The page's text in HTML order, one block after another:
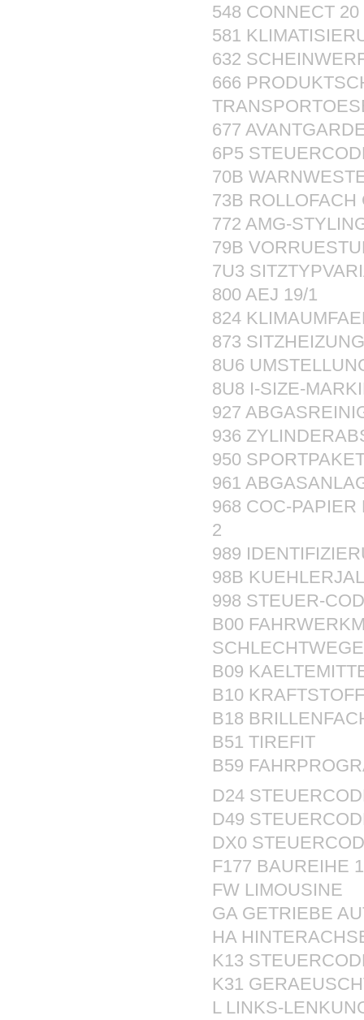
548 CONNECT
581
632
666
677
6P5
70B
73B
772 AMG-
79B
7U3
800 AEJ 19/1
824
873
8U6
8U8 I-SIZE-
927
936
950
961
968 COC-
2
989
98B
998 STEUER-
B00
B09
B10
B18
B51 TIREFIT
B59
D24
D49
DX0
F177 BAUREIHE
FW LIMOUSINE
GA GETRIEBE
HA
K13
K31
L LINKS-